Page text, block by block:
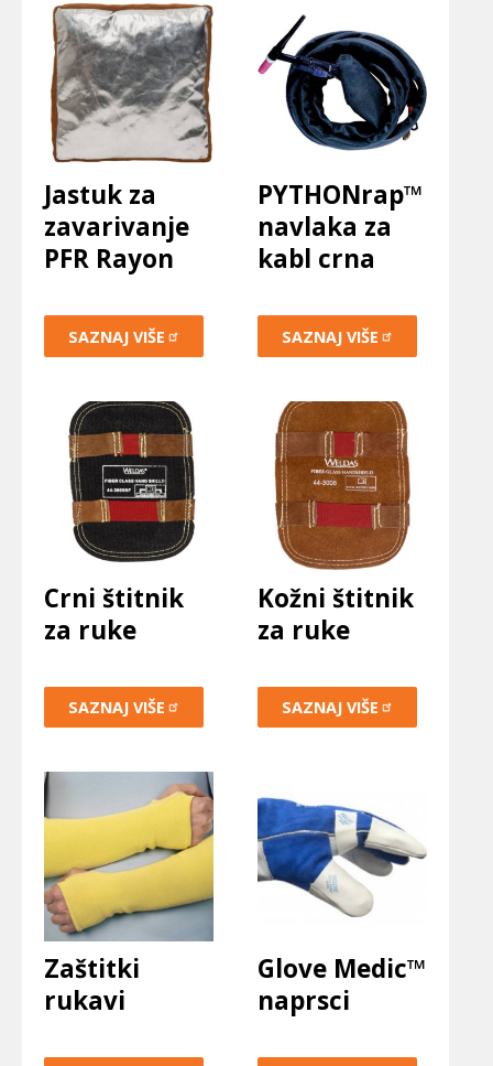
Jastuk za
zavarivanje
PFR Rayon
SAZNAJ VIŠE
PYTHONrap™
navlaka za
kabl crna
SAZNAJ VIŠE
Crni štitnik
za ruke
SAZNAJ VIŠE
Kožni štitnik
za ruke
SAZNAJ VIŠE
Zaštitki
rukavi
Glove Medic™
naprsci